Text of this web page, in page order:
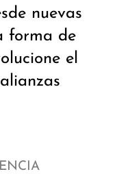
nuevas
forma de
el